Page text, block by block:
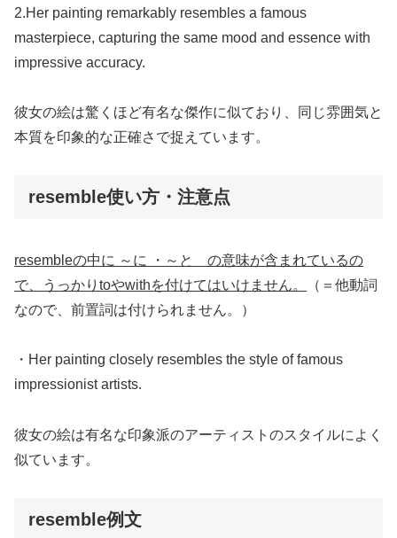
2.Her painting remarkably resembles a famous
masterpiece, capturing the same mood and essence with
impressive accuracy.
彼女の絵は驚くほど有名な傑作に似ており、同じ雰囲気と
本質を印象的な正確さで捉えています。
resemble使い方・注意点
resembleの中に ～に ・～と の意味が含まれているの
で、うっかりtoやwithを付けてはいけません。
（＝他動詞
なので、前置詞は付けられません。）
・Her painting closely resembles the style of famous
impressionist artists.
彼女の絵は有名な印象派のアーティストのスタイルによく
似ています。
resemble例文